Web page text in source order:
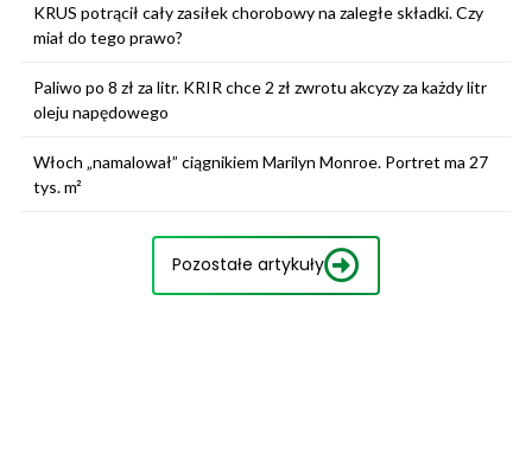
KRUS potrącił cały zasiłek chorobowy na zaległe składki. Czy
miał do tego prawo?
Paliwo po 8 zł za litr. KRIR chce 2 zł zwrotu akcyzy za każdy litr
oleju napędowego
Włoch „namalował” ciągnikiem Marilyn Monroe. Portret ma 27
tys. m²
Pozostałe artykuły